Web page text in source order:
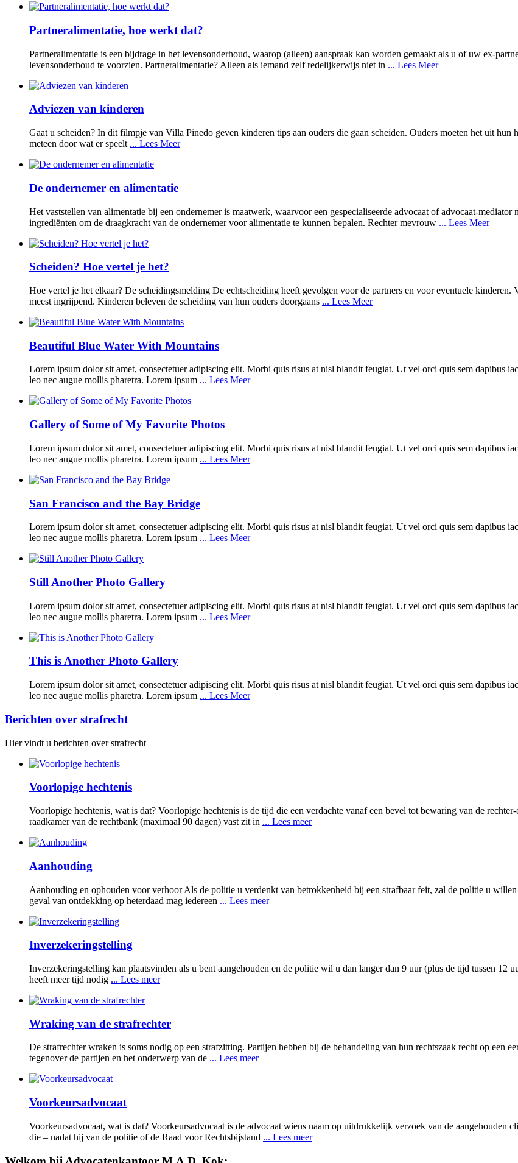
Partneralimentatie, hoe werkt dat?
Partneralimentatie is een bijdrage in het levensonderhoud, waarop (alleen) aanspraak kan worden gemaakt als u of uw ex-
levensonderhoud te voorzien. Partneralimentatie? Alleen als iemand zelf redelijkerwijs niet in ... Lees Meer
Adviezen van kinderen
Gaat u scheiden? In dit filmpje van Villa Pinedo geven kinderen tips aan ouders die gaan scheiden. Ouders moeten het uit
meteen door wat er speelt ... Lees Meer
De ondernemer en alimentatie
Het vaststellen van alimentatie bij een ondernemer is maatwerk, waarvoor een gespecialiseerde advocaat of advocaat-
ingrediënten om de draagkracht van de ondernemer voor alimentatie te kunnen bepalen. Rechter mevrouw ... Lees Meer
Scheiden? Hoe vertel je het?
Hoe vertel je het elkaar? De scheidingsmelding De echtscheiding heeft gevolgen voor de partners en voor eventuele
meest ingrijpend. Kinderen beleven de scheiding van hun ouders doorgaans ... Lees Meer
Beautiful Blue Water With Mountains
Lorem ipsum dolor sit amet, consectetuer adipiscing elit. Morbi quis risus at nisl blandit feugiat. Ut vel orci quis sem dapibus
leo nec augue mollis pharetra. Lorem ipsum ... Lees Meer
Gallery of Some of My Favorite Photos
Lorem ipsum dolor sit amet, consectetuer adipiscing elit. Morbi quis risus at nisl blandit feugiat. Ut vel orci quis sem dapibus
leo nec augue mollis pharetra. Lorem ipsum ... Lees Meer
San Francisco and the Bay Bridge
Lorem ipsum dolor sit amet, consectetuer adipiscing elit. Morbi quis risus at nisl blandit feugiat. Ut vel orci quis sem dapibus
leo nec augue mollis pharetra. Lorem ipsum ... Lees Meer
Still Another Photo Gallery
Lorem ipsum dolor sit amet, consectetuer adipiscing elit. Morbi quis risus at nisl blandit feugiat. Ut vel orci quis sem dapibus
leo nec augue mollis pharetra. Lorem ipsum ... Lees Meer
This is Another Photo Gallery
Lorem ipsum dolor sit amet, consectetuer adipiscing elit. Morbi quis risus at nisl blandit feugiat. Ut vel orci quis sem dapibus
leo nec augue mollis pharetra. Lorem ipsum ... Lees Meer
Berichten over strafrecht
Hier vindt u berichten over strafrecht
Voorlopige hechtenis
Voorlopige hechtenis, wat is dat? Voorlopige hechtenis is de tijd die een verdachte vanaf een bevel tot bewaring van de
raadkamer van de rechtbank (maximaal 90 dagen) vast zit in ... Lees meer
Aanhouding
Aanhouding en ophouden voor verhoor Als de politie u verdenkt van betrokkenheid bij een strafbaar feit, zal de politie u
geval van ontdekking op heterdaad mag iedereen ... Lees meer
Inverzekeringstelling
Inverzekeringstelling kan plaatsvinden als u bent aangehouden en de politie wil u dan langer dan 9 uur (plus de tijd tussen 12
heeft meer tijd nodig ... Lees meer
Wraking van de strafrechter
De strafrechter wraken is soms nodig op een strafzitting. Partijen hebben bij de behandeling van hun rechtszaak recht op een
tegenover de partijen en het onderwerp van de ... Lees meer
Voorkeursadvocaat
Voorkeursadvocaat, wat is dat? Voorkeursadvocaat is de advocaat wiens naam op uitdrukkelijk verzoek van de aangehouden
die – nadat hij van de politie of de Raad voor Rechtsbijstand ... Lees meer